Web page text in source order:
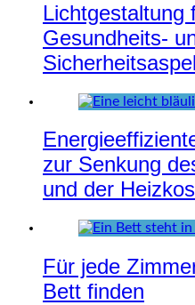
Lichtgestaltung
Gesundheits-
zur Senkung
und der
Für jede
Bett finden